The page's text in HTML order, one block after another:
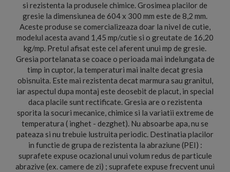
si rezistenta la produsele chimice. Grosimea placilor de
gresie la dimensiunea de 604 x 300 mm este de 8,2 mm.
Aceste produse se comercializeaza doar la nivel de cutie,
modelul acesta avand 1,45 mp/cutie si o greutate de 16,20
kg/mp. Pretul afisat este cel aferent unui mp de gresie.
Gresia portelanata se coace o perioada mai indelungata de
timp in cuptor, la temperaturi mai inalte decat gresia
obisnuita. Este mai rezistenta decat marmura sau granitul,
iar aspectul dupa montaj este deosebit de placut, in special
daca placile sunt rectificate. Gresia are o rezistenta
sporita la socuri mecanice, chimice si la variatii extreme de
temperatura ( inghet - dezghet). Nu absoarbe apa, nu se
pateaza si nu trebuie lustruita periodic. Destinatia placilor
in functie de grupa de rezistenta la abraziune (PEI) :
suprafete expuse ocazional unui volum redus de particule
abrazive (ex. camere de zi) ; suprafete expuse frecvent unui